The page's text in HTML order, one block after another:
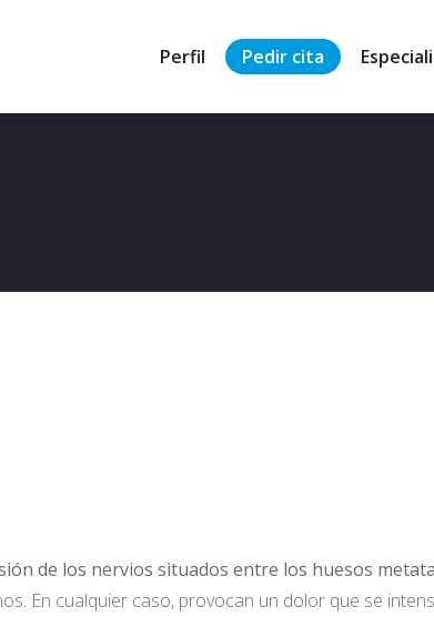
Perfil Pedir cita
de los nervios situados entre los huesos
En cualquier caso, provocan un dolor que se